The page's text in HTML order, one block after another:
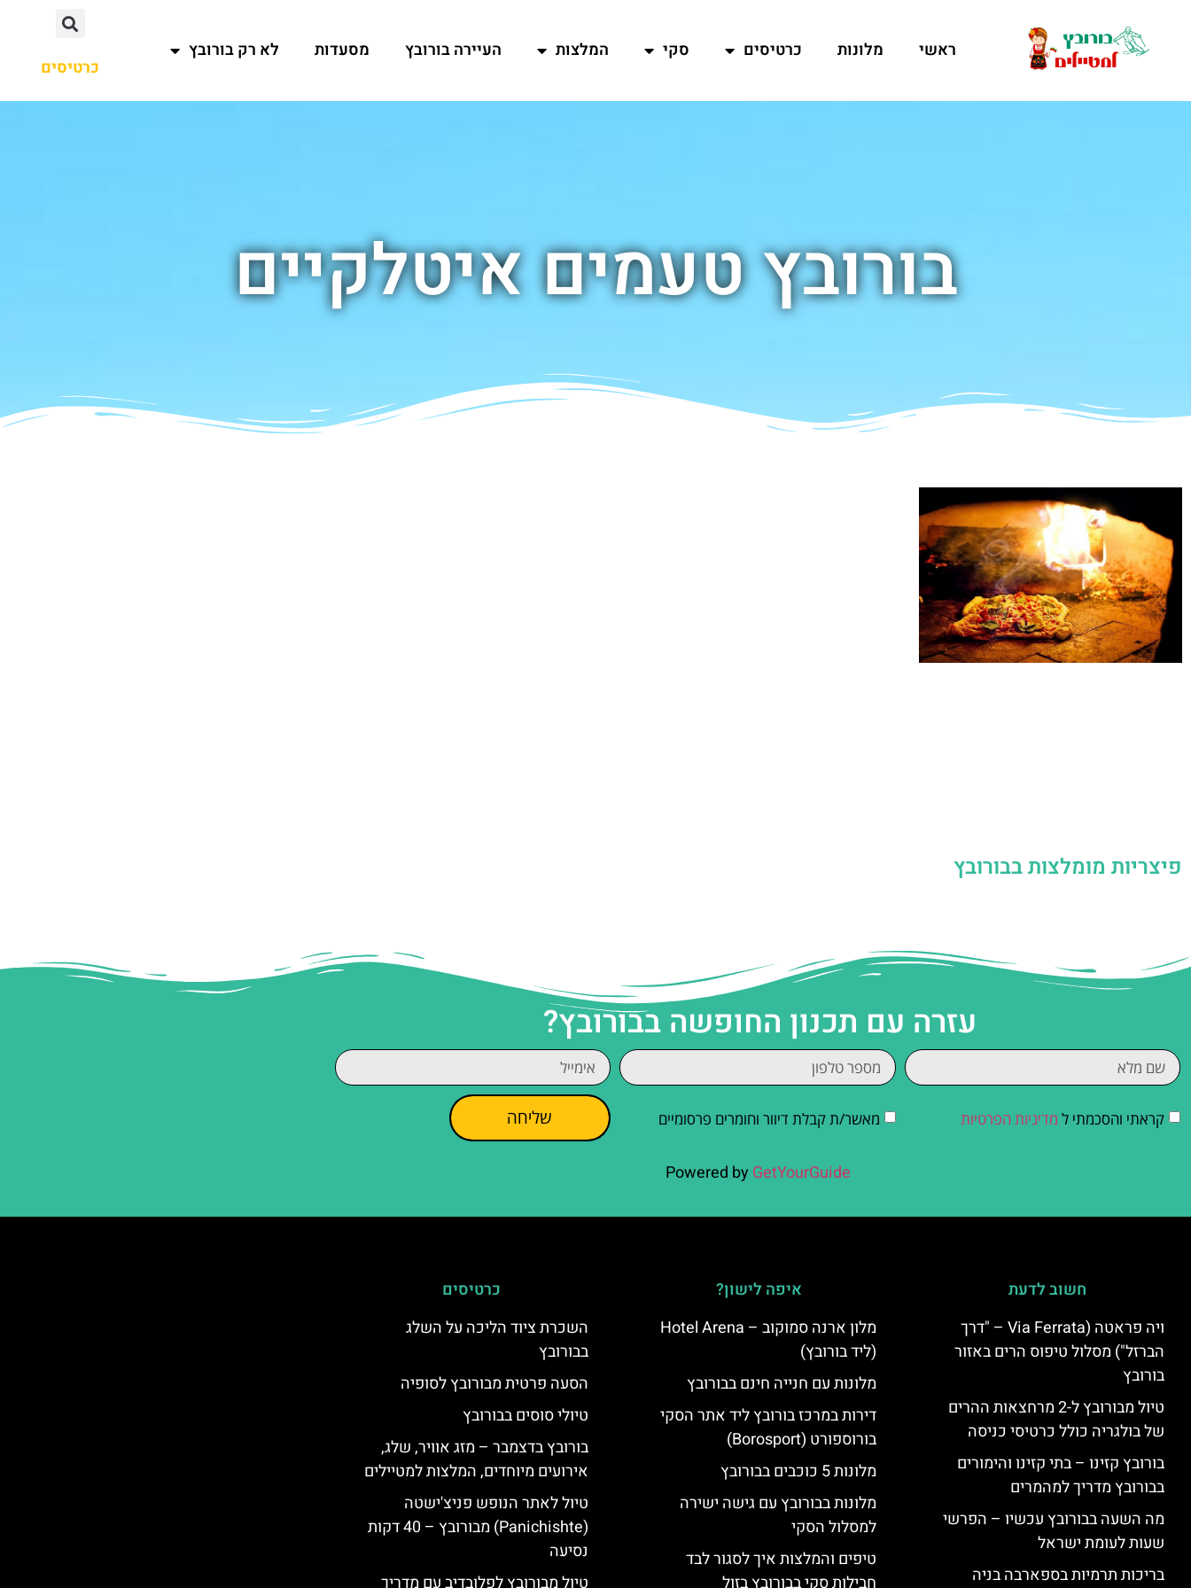
ראשי מלונות כרטיסים סקי המלצות העיירה בורובץ מסעדות לא רק בורובץ
כרטיסים
בורובץ טעמים איטלקיים
פיצריות מומלצות בבורובץ
עזרה עם תכנון החופשה בבורובץ?
קראתי והסכמתי ל מדיניות הפרטיות מאשר/ת קבלת דיוור וחומרים פרסומיים שליחה
Powered by GetYourGuide
חשוב לדעת
ויה פראטה (Via Ferrata – "דרך
הברזל") מסלול טיפוס הרים באזור
בורובץ
טיול מבורובץ ל-2 מרחצאות ההרים
של בולגריה כולל כרטיסי כניסה
בורובץ קזינו – בתי קזינו והימורים
בבורובץ מדריך למהמרים
מה השעה בבורובץ עכשיו – הפרשי
שעות לעומת ישראל
בריכות תרמיות בספארבה בניה
איפה לישון?
מלון ארנה סמוקוב – Hotel Arena
(ליד בורובץ)
מלונות עם חנייה חינם בבורובץ
דירות במרכז בורובץ ליד אתר הסקי
בורוספורט (Borosport)
מלונות 5 כוכבים בבורובץ
מלונות בבורובץ עם גישה ישירה
למסלול הסקי
טיפים והמלצות איך לסגור לבד
חבילות סקי בבורובץ בזול
כרטיסים
השכרת ציוד הליכה על השלג
בבורובץ
הסעה פרטית מבורובץ לסופיה
טיולי סוסים בבורובץ
בורובץ בדצמבר – מזג אוויר, שלג,
אירועים מיוחדים, המלצות למטיילים
טיול לאתר הנופש פניצ'ישטה
(Panichishte) מבורובץ – 40 דקות
נסיעה
טיול מבורובץ לפלובדיב עם מדריך